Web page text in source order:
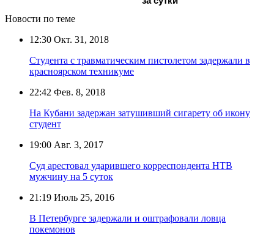
Новости по теме
12:30 Окт. 31, 2018
Студента с травматическим пистолетом задержали в
красноярском техникуме
22:42 Фев. 8, 2018
На Кубани задержан затушивший сигарету об икону
студент
19:00 Авг. 3, 2017
Суд арестовал ударившего корреспондента НТВ
мужчину на 5 суток
21:19 Июль 25, 2016
В Петербурге задержали и оштрафовали ловца
покемонов